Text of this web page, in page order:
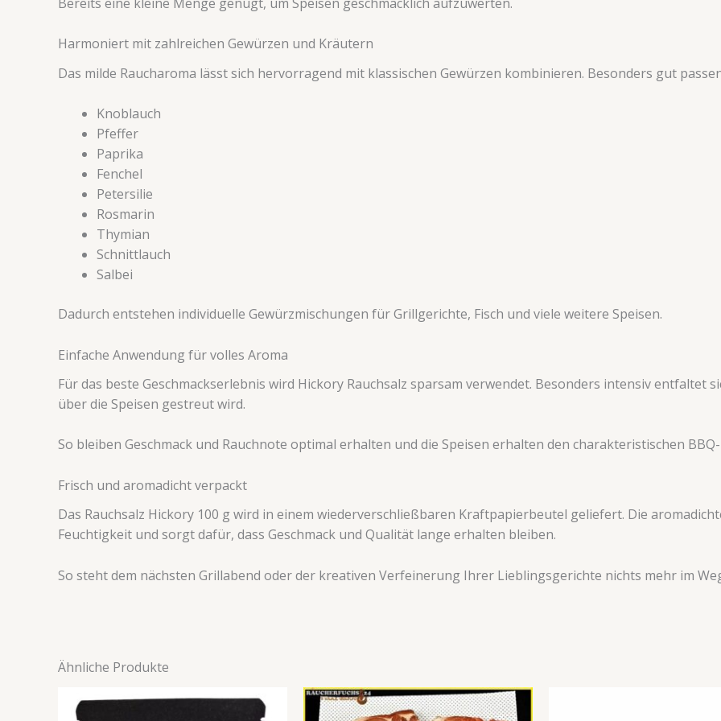
Harmoniert mit zahlreichen Gewürzen und Kräutern
Das milde Raucharoma lässt sich hervorragend mit klassischen Gewürzen kombinieren. Besonders gut
Knoblauch
Pfeffer
Paprika
Fenchel
Petersilie
Rosmarin
Thymian
Schnittlauch
Salbei
Dadurch entstehen individuelle Gewürzmischungen für Grillgerichte, Fisch und viele weitere Speisen.
Einfache Anwendung für volles Aroma
Für das beste Geschmackserlebnis wird Hickory Rauchsalz sparsam verwendet. Besonders intensiv entfaltet
über die Speisen gestreut wird.
So bleiben Geschmack und Rauchnote optimal erhalten und die Speisen erhalten den charakteristischen
Frisch und aromadicht verpackt
Das Rauchsalz Hickory 100 g wird in einem wiederverschließbaren Kraftpapierbeutel geliefert. Die
Feuchtigkeit und sorgt dafür, dass Geschmack und Qualität lange erhalten bleiben.
So steht dem nächsten Grillabend oder der kreativen Verfeinerung Ihrer Lieblingsgerichte nichts mehr im
Ähnliche Produkte